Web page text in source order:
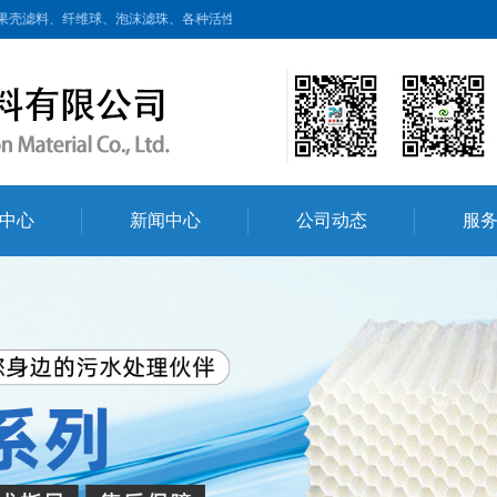
泡沫滤珠、各种活性炭、蜂窝斜管、滤头滤帽、鲍尔环、聚合氯化铝、聚丙烯酰
心 新闻中心 公司动态 服